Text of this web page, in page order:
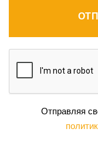
Отправляя